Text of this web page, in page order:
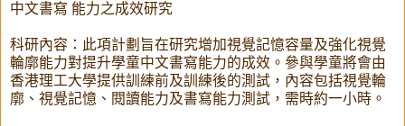
中文書寫 能力之成效研究
科研內容：此項計劃旨在研究增加視覺記憶容量及強化視覺
輪廓能力對提升學童中文書寫能力的成效。參與學童將會由
香港理工大學提供訓練前及訓練後的測試，內容包括視覺輪
廓、視覺記憶、閱讀能力及書寫能力測試，需時約一小時。